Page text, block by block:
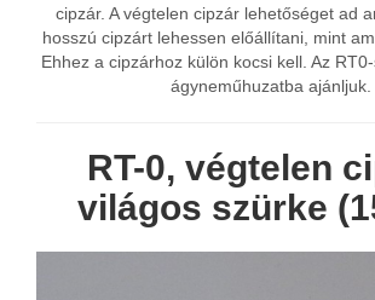
cipzár. A végtelen cipzár lehetőséget ad
hosszú cipzárt lehessen előállítani, mint
Ehhez a cipzárhoz külön kocsi kell. Az
ágyneműhuzatba ajánljuk.
RT-0, végtelen
világos szürke